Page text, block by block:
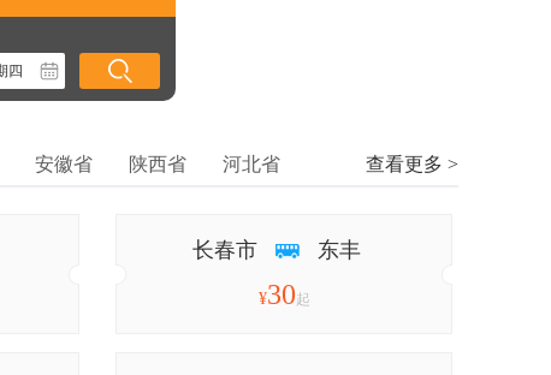
安徽省 陕西省 河北省 查看更多 >
长春市 东丰
¥30起